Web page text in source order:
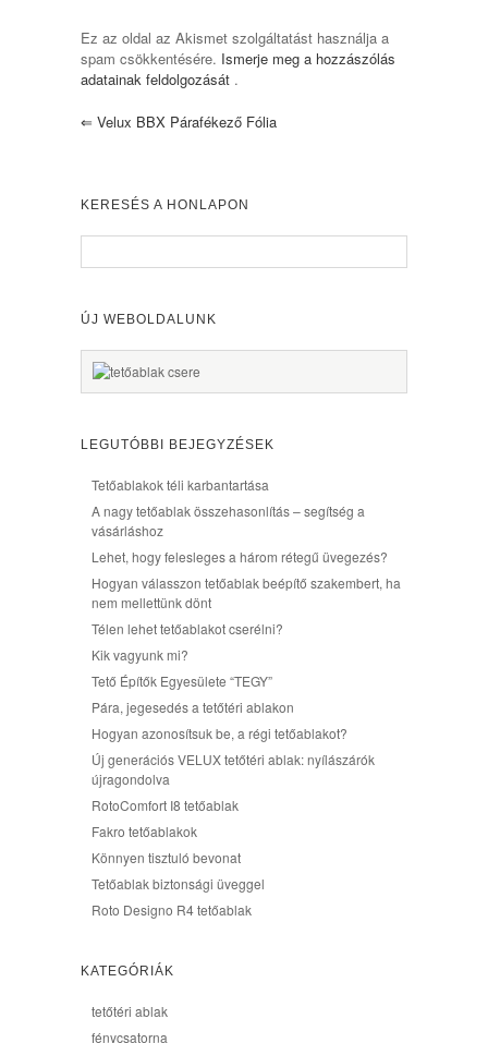
Ez az oldal az Akismet szolgáltatást használja a
spam csökkentésére. Ismerje meg a hozzászólás
adatainak feldolgozását .
⇐ Velux BBX Párafékező Fólia
KERESÉS A HONLAPON
ÚJ WEBOLDALUNK
LEGUTÓBBI BEJEGYZÉSEK
Tetőablakok téli karbantartása
A nagy tetőablak összehasonlítás – segítség a
vásárláshoz
Lehet, hogy felesleges a három rétegű üvegezés?
Hogyan válasszon tetőablak beépítő szakembert, ha
nem mellettünk dönt
Télen lehet tetőablakot cserélni?
Kik vagyunk mi?
Tető Építők Egyesülete “TEGY”
Pára, jegesedés a tetőtéri ablakon
Hogyan azonosítsuk be, a régi tetőablakot?
Új generációs VELUX tetőtéri ablak: nyílászárók
újragondolva
RotoComfort I8 tetőablak
Fakro tetőablakok
Könnyen tisztuló bevonat
Tetőablak biztonsági üveggel
Roto Designo R4 tetőablak
KATEGÓRIÁK
tetőtéri ablak
fénycsatorna